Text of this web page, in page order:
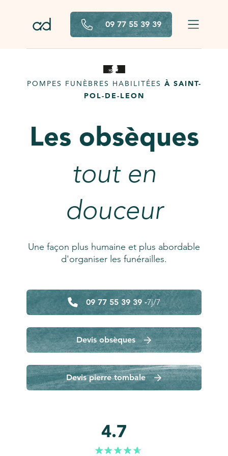
09 77 55 39 39
POMPES FUNÈBRES HABILITÉES À SAINT-
POL-DE-LEON
Les obsèques
tout en
douceur
Une façon plus humaine et plus abordable
d'organiser les funérailles.
09 77 55 39 39 -7j/7
Devis obsèques
Devis pierre tombale
4.7